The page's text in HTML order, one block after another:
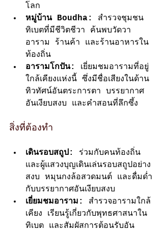
โลก
หมู่บ้าน Boudha:
สำรวจชุมชน
ทิเบตที่มีชีวิตชีวา ค้นพบวัดวา
อาราม ร้านค้า และร้านอาหารใน
ท้องถิ่น
อารามโกปัน:
เยี่ยมชมอารามที่อยู่
ใกล้เคียงแห่งนี้ ซึ่งมีชื่อเสียงในด้าน
ทิวทัศน์อันตระการตา บรรยากาศ
อันเงียบสงบ และคำสอนที่ลึกซึ้ง
สิ่งที่ต้องทำ
เดินรอบสถูป:
ร่วมกับคนท้องถิ่น
และผู้แสวงบุญเดินเล่นรอบสถูปอย่าง
สงบ หมุนกงล้อสวดมนต์ และดื่มด่ำ
กับบรรยากาศอันเงียบสงบ
เยี่ยมชมอาราม:
สำรวจอารามใกล้
เคียง เรียนรู้เกี่ยวกับพุทธศาสนาใน
ทิเบต และสัมผัสการต้อนรับอัน